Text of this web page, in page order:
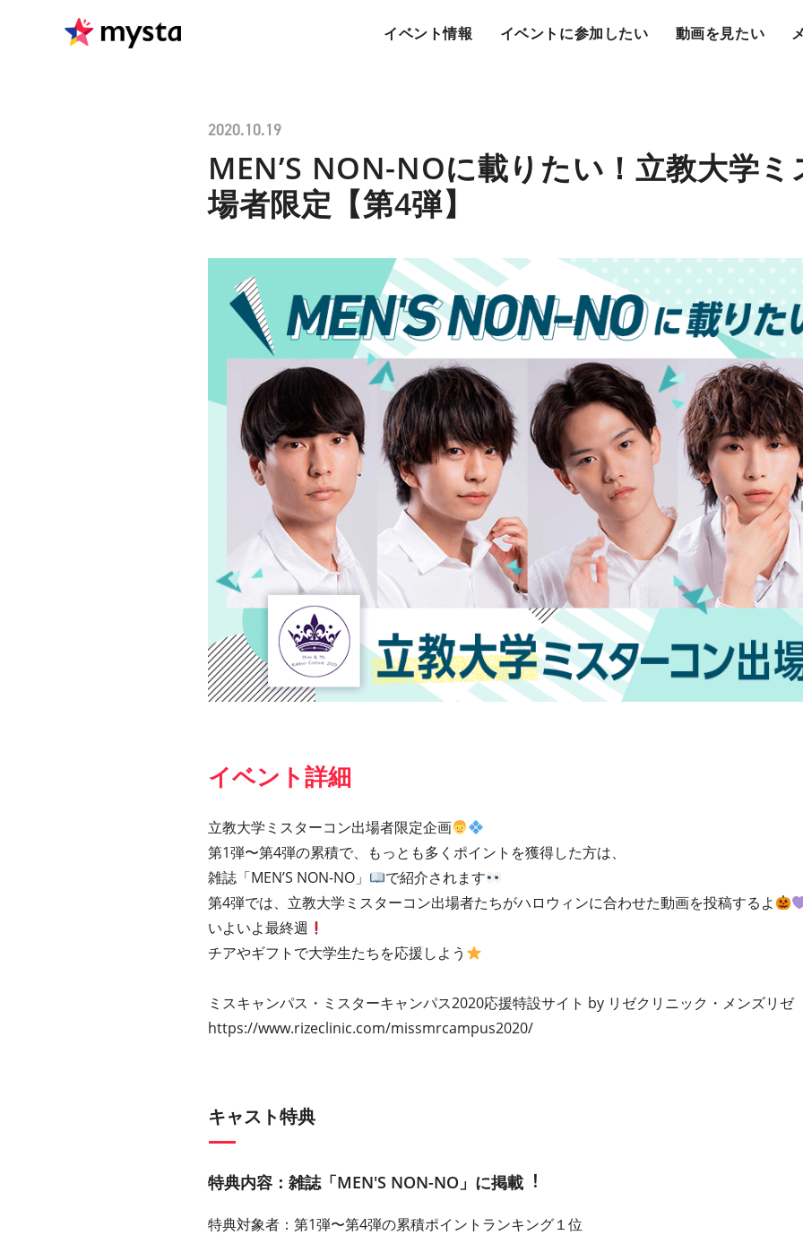
イベント情報 イベントに参加したい 動画を見たい
2020.10.19
MEN’S NON-NOに載りたい！立教大学
場者限定【第4弾】
イベント詳細
立教大学ミスターコン出場者限定企画
第1弾〜第4弾の累積で、もっとも多くポイントを獲得した⽅は、
雑誌「MEN’S NON-NO」
で紹介されます
第4弾では、立教大学ミスターコン出場者たちがハロウィンに合わせた動画を投稿するよ
いよいよ最終週
チアやギフトで⼤学⽣たちを応援しよう
ミスキャンパス・ミスターキャンパス2020応援特設サイト by リゼクリニック・メンズリゼ
https://www.rizeclinic.com/missmrcampus2020/
キャスト特典
特典内容：雑誌「MEN'S NON-NO」に掲載︕
特典対象者：第1弾〜第4弾の累積ポイントランキング１位